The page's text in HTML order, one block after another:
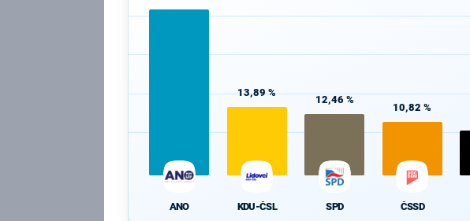
ANO
13,89 %
KDU-ČSL
12,46 %
SPD
10,82 %
ČSSD